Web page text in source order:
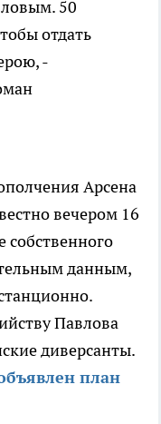
50
отдать
-
Арсена
вечером 16
собственного
данным,
Павлова
диверсанты.
план